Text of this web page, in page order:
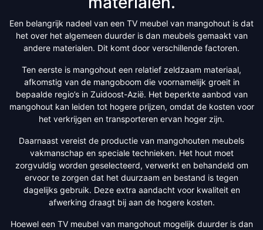
Een belangrijk nadeel van een TV meubel van mangohout is dat
het over het algemeen duurder is dan meubels gemaakt van
andere materialen. Dit komt door verschillende factoren.
Ten eerste is mangohout een relatief zeldzaam materiaal,
afkomstig van de mangoboom die voornamelijk groeit in
bepaalde regio’s in Zuidoost-Azië. Het beperkte aanbod van
mangohout kan leiden tot hogere prijzen, omdat de kosten voor
het verkrijgen en transporteren ervan hoger zijn.
Daarnaast vereist de productie van mangohouten meubels
vakmanschap en speciale technieken. Het hout moet
zorgvuldig worden geselecteerd, verwerkt en behandeld om
ervoor te zorgen dat het duurzaam en bestand is tegen
dagelijks gebruik. Deze extra aandacht voor kwaliteit en
afwerking draagt bij aan de hogere kosten.
Hoewel een TV meubel van mangohout mogelijk duurder is dan